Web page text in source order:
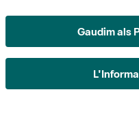
Gaudim als